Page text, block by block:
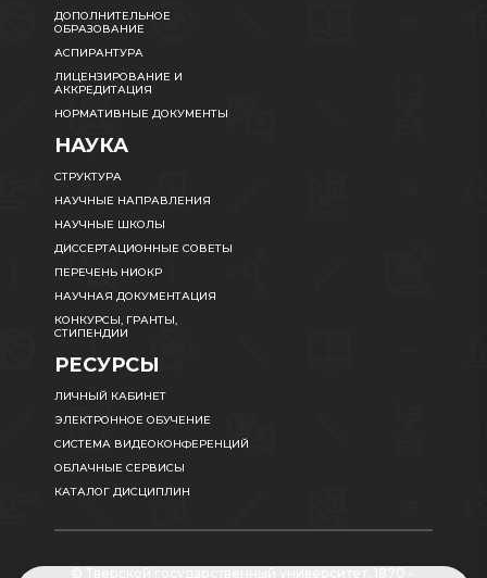
ДОПОЛНИТЕЛЬНОЕ
ОБРАЗОВАНИЕ
АСПИРАНТУРА
ЛИЦЕНЗИРОВАНИЕ И
АККРЕДИТАЦИЯ
НОРМАТИВНЫЕ ДОКУМЕНТЫ
НАУКА
СТРУКТУРА
НАУЧНЫЕ НАПРАВЛЕНИЯ
НАУЧНЫЕ ШКОЛЫ
ДИССЕРТАЦИОННЫЕ СОВЕТЫ
ПЕРЕЧЕНЬ НИОКР
НАУЧНАЯ ДОКУМЕНТАЦИЯ
КОНКУРСЫ, ГРАНТЫ,
СТИПЕНДИИ
РЕСУРСЫ
ЛИЧНЫЙ КАБИНЕТ
ЭЛЕКТРОННОЕ ОБУЧЕНИЕ
СИСТЕМА ВИДЕОКОНФЕРЕНЦИЙ
ОБЛАЧНЫЕ СЕРВИСЫ
КАТАЛОГ ДИСЦИПЛИН